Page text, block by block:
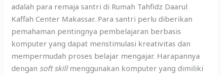
adalah para remaja santri di Rumah Tahfidz Daarul
Kaffah Center Makassar. Para santri perlu diberikan
pemahaman pentingnya pembelajaran berbasis
komputer yang dapat menstimulasi kreativitas dan
mempermudah proses belajar mengajar. Harapannya
dengan soft skillmenggunakan komputer yang dimiliki